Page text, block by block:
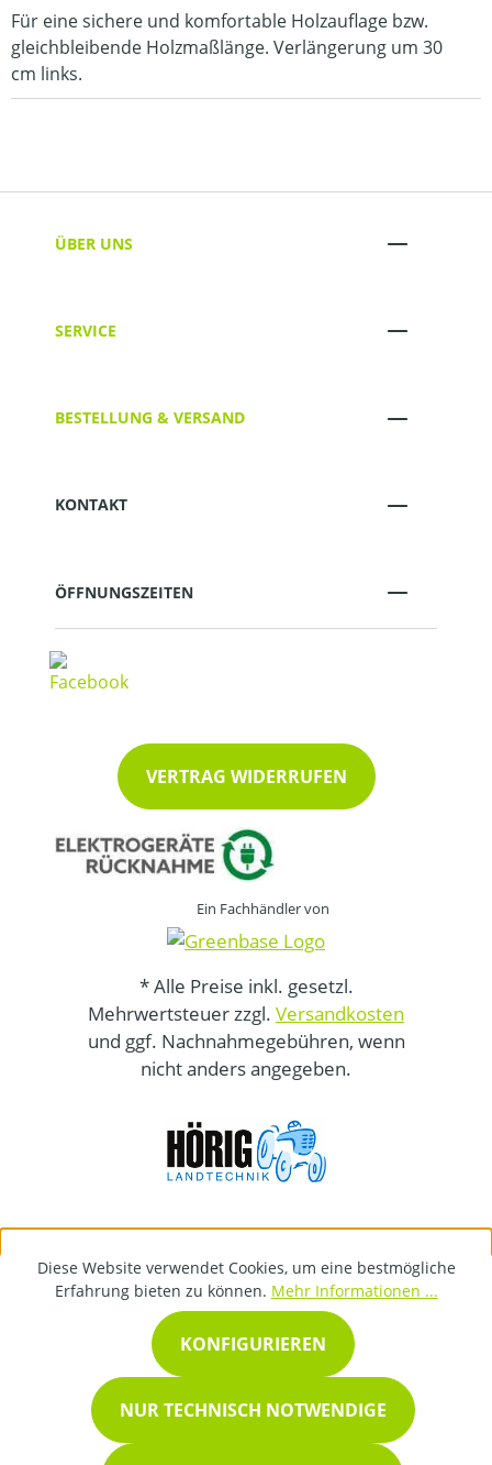
Für eine sichere und komfortable Holzauflage bzw.
gleichbleibende Holzmaßlänge. Verlängerung um 30
cm links.
ÜBER UNS
SERVICE
BESTELLUNG & VERSAND
KONTAKT
ÖFFNUNGSZEITEN
VERTRAG WIDERRUFEN
Ein Fachhändler von
* Alle Preise inkl. gesetzl.
Mehrwertsteuer zzgl. Versandkosten
und ggf. Nachnahmegebühren, wenn
nicht anders angegeben.
Diese Website verwendet Cookies, um eine bestmögliche
Erfahrung bieten zu können. Mehr Informationen ...
NUR TECHNISCH NOTWENDIGE
KONFIGURIEREN